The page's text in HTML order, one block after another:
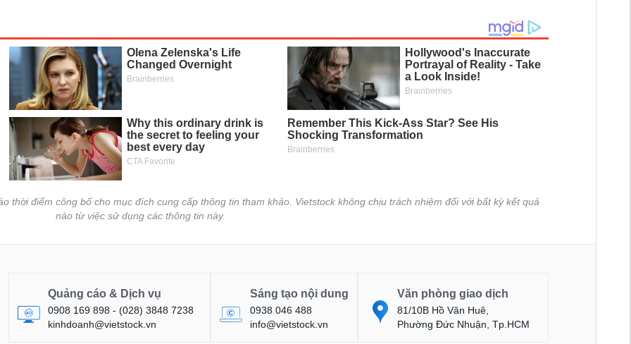
thời điểm công bố cho mục đích cung cấp thông tin tham khảo. Vietstock không chịu trách nhiệm đối với bất kỳ kết quả
nào từ việc sử dụng các thông tin này.
Quảng cáo & Dịch vụ
0908 169 898 - (028) 3848 7238
kinhdoanh@vietstock.vn
Sáng tạo nội dung
0938 046 488
info@vietstock.vn
Văn phòng giao dịch
81/10B Hồ Văn Huê,
Phường Đức Nhuận, Tp.HCM